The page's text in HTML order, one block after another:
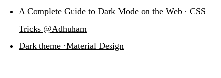
A Complete Guide to Dark Mode on the Web · CSS
Tricks @Adhuham
Dark theme ·Material Design